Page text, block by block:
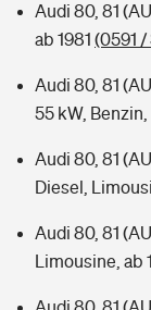
Audi 80, 81
ab 1981 (0591 /
Audi 80, 81
55 kW,
Audi 80, 81
Diesel,
Audi 80, 81
Limousine, ab